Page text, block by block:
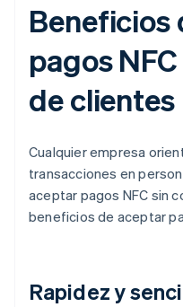
Beneficios
pagos
de clientes
Cualquier empresa
transacciones en
aceptar pagos NFC sin
beneficios de aceptar
Rapidez y